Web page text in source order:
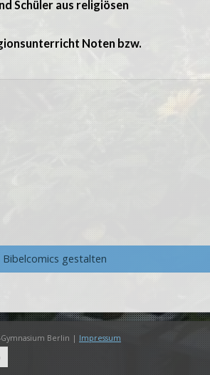
Schüler aus religiösen
Noten bzw.
Bibelcomics gestalten
Berlin | Impressum